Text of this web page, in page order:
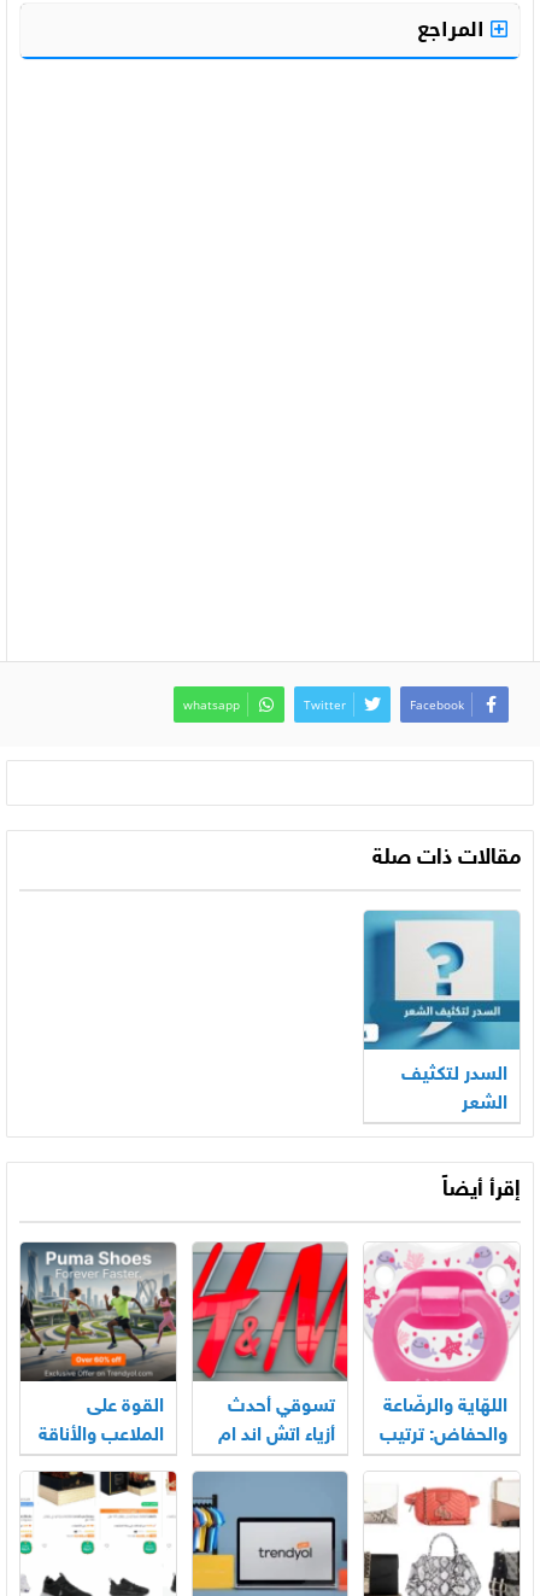
المراجع
Facebook
Twitter
whatsapp
مقالات ذات صلة
السدر لتكثيف
الشعر
إقرأ أيضاً
اللهّاية والرضّاعة
والحفاض: ترتيب
عملي لأساسيات
العناية اليومية
بالرضيع
تسوقي أحدث
أزياء اتش اند ام
أونلاين في
القوة على
الملاعب والأناقة
العصرية:
اكتشف تشكيلة
أحذية بوما
بخصومات تتجاوز
60%